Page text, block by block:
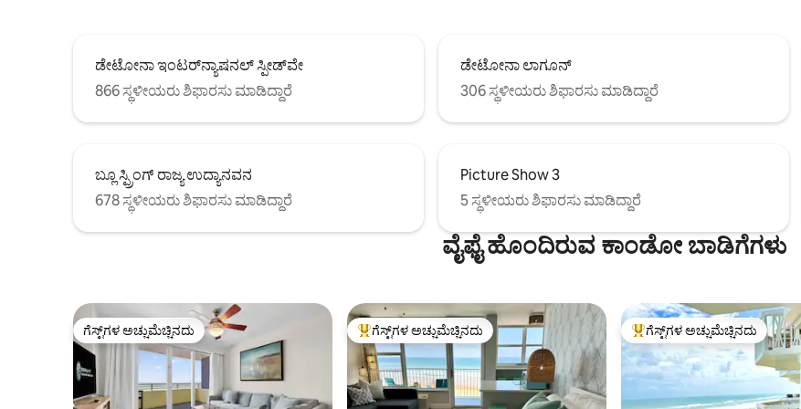
ಡೇಟೋನಾ ಇಂಟರ್‌ನ್ಯಾಷನಲ್ ಸ್ಪೀಡ್‌ವೇ
866 ಸ್ಥಳೀಯರು ಶಿಫಾರಸು ಮಾಡಿದ್ದಾರೆ
ಡೇಟೋನಾ ಲಾಗೂನ್
306 ಸ್ಥಳೀಯರು ಶಿಫಾರಸು ಮಾಡಿದ್ದಾರೆ
ಬ್ಲೂ ಸ್ಪ್ರಿಂಗ್ ರಾಜ್ಯ ಉದ್ಯಾನವನ
678 ಸ್ಥಳೀಯರು ಶಿಫಾರಸು ಮಾಡಿದ್ದಾರೆ
Picture Show 3
5 ಸ್ಥಳೀಯರು ಶಿಫಾರಸು ಮಾಡಿದ್ದಾರೆ
ವೈಫೈ ಹೊಂದಿರುವ ಕಾಂಡೋ ಬಾಡಿಗೆಗಳು
ಗೆಸ್ಟ್‌ಗಳ ಅಚ್ಚುಮೆಚ್ಚಿನದು
ಗೆಸ್ಟ್‌ಗಳ ಅಚ್ಚುಮೆಚ್ಚಿನದು ಗೆಸ್ಟ್‌ಗಳಿಗೆ ಅತಿ ಹೆಚ್ಚು ಅಚ್ಚುಮೆಚ್ಚಿನದು
ಗೆಸ್ಟ್‌ಗಳ ಅಚ್ಚುಮೆಚ್ಚಿನದು ಗೆಸ್ಟ್‌ಗಳಿಗೆ ಅತಿ ಹೆಚ್ಚು ಅಚ್ಚುಮೆಚ್ಚಿನದು
ಗೆಸ್ಟ್‌ಗಳ ಅಚ್ಚುಮೆಚ್ಚಿನದು